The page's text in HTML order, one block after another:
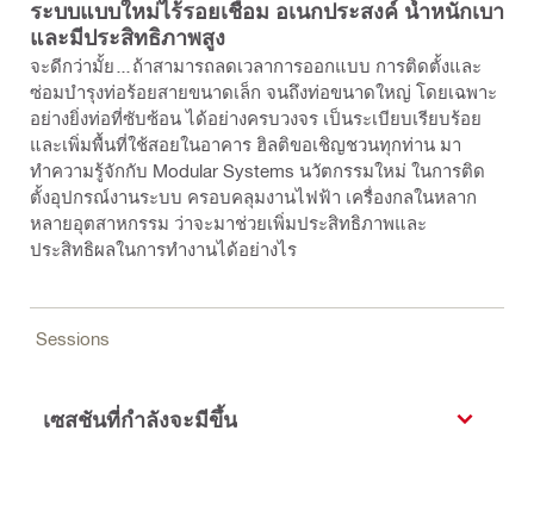
ระบบแบบใหม่ไร้รอยเชื่อม อเนกประสงค์ น้ำหนักเบา
และมีประสิทธิภาพสูง
จะดีกว่ามั้ย…ถ้าสามารถลดเวลาการออกแบบ การติดตั้งและ
ซ่อมบำรุงท่อร้อยสายขนาดเล็ก จนถึงท่อขนาดใหญ่ โดยเฉพาะ
อย่างยิ่งท่อที่ซับซ้อน ได้อย่างครบวงจร เป็นระเบียบเรียบร้อย
และเพิ่มพื้นที่ใช้สอยในอาคาร ฮิลติขอเชิญชวนทุกท่าน มา
ทำความรู้จักกับ Modular Systems นวัตกรรมใหม่ ในการติด
ตั้งอุปกรณ์งานระบบ ครอบคลุมงานไฟฟ้า เครื่องกลในหลาก
หลายอุตสาหกรรม ว่าจะมาช่วยเพิ่มประสิทธิภาพและ
ประสิทธิผลในการทำงานได้อย่างไร
Sessions
เซสชันที่กำลังจะมีขึ้น